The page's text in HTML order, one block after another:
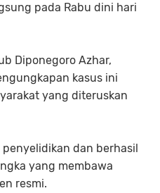
pada Rabu dini hari
Diponegoro Azhar,
kasus ini
yang diteruskan
dan berhasil
yang membawa
resmi.